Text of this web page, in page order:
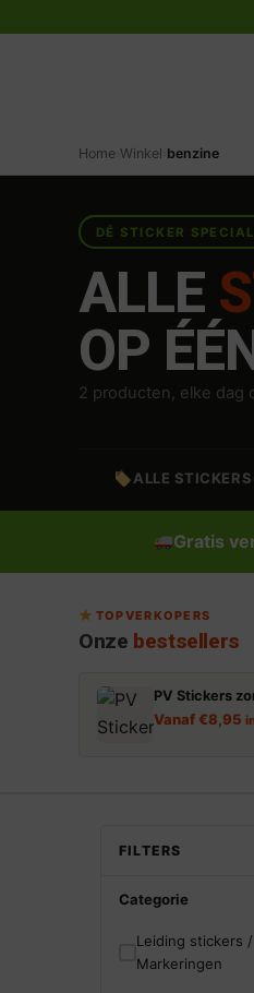
Home Winkel benzine
DÉ STICKER
ALLE
OP
2 producten, elke dag
ALLE STICKERS
Gratis
TOPVERKOPERS
Onze bestsellers
PV Stickers
Vanaf€8,95
FILTERS
Categorie
Leiding stickers /
Markeringen